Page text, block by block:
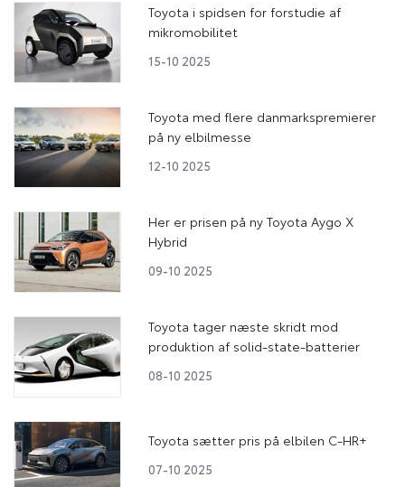
Toyota i spidsen for forstudie af
mikromobilitet
15-10 2025
Toyota med flere danmarkspremierer
på ny elbilmesse
12-10 2025
Her er prisen på ny Toyota Aygo X
Hybrid
09-10 2025
Toyota tager næste skridt mod
produktion af solid-state-batterier
08-10 2025
Toyota sætter pris på elbilen C-HR+
07-10 2025